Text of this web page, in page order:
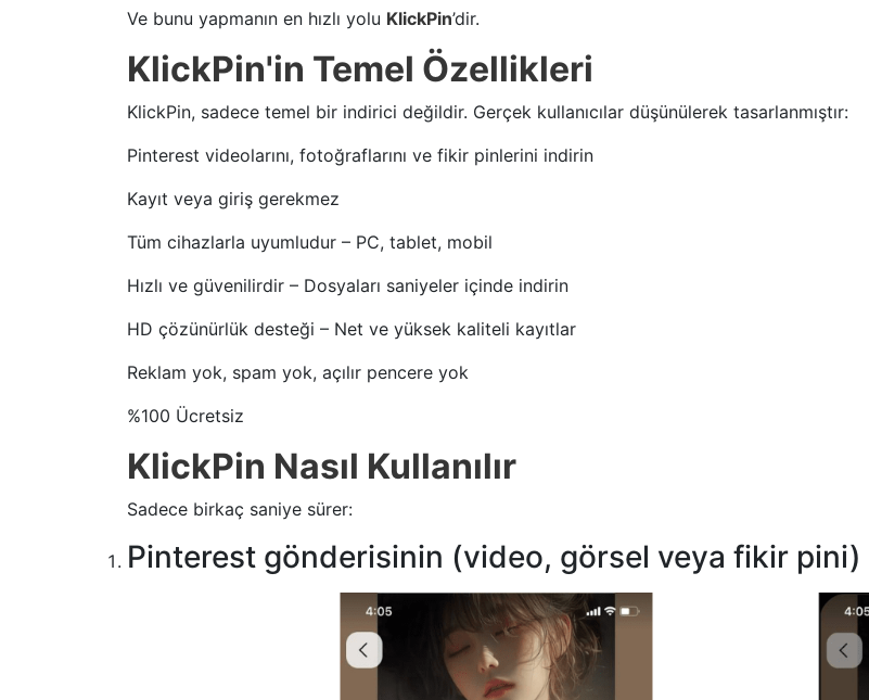
Ve bunu yapmanın en hızlı yolu KlickPin’dir.
KlickPin'in Temel Özellikleri
KlickPin, sadece temel bir indirici değildir. Gerçek kullanıcılar düşünülerek tasarlanmıştır:
Pinterest videolarını, fotoğraflarını ve fikir pinlerini indirin
Kayıt veya giriş gerekmez
Tüm cihazlarla uyumludur – PC, tablet, mobil
Hızlı ve güvenilirdir – Dosyaları saniyeler içinde indirin
HD çözünürlük desteği – Net ve yüksek kaliteli kayıtlar
Reklam yok, spam yok, açılır pencere yok
%100 Ücretsiz
KlickPin Nasıl Kullanılır
Sadece birkaç saniye sürer:
Pinterest gönderisinin (video, görsel veya fikir pini)